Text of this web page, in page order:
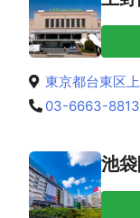
東京都台東区
03-6663-8813
池